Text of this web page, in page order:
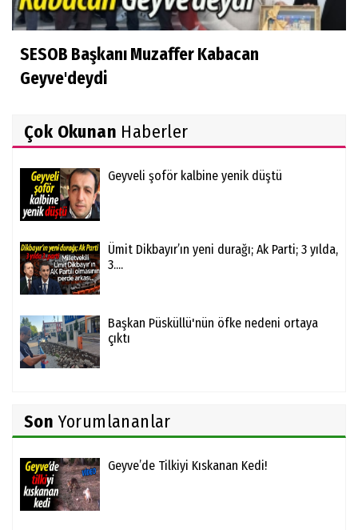
SESOB Başkanı Muzaffer Kabacan
Geyve'deydi
Çok Okunan Haberler
Geyveli şoför kalbine yenik düştü
Ümit Dikbayır’ın yeni durağı; Ak Parti; 3 yılda,
3....
Başkan Püsküllü'nün öfke nedeni ortaya
çıktı
Son Yorumlananlar
Geyve’de Tilkiyi Kıskanan Kedi!